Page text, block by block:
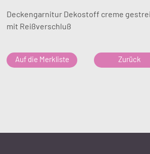
Deckengarnitur Dekostoff creme
mit Reißverschluß
Auf die Merkliste Zurück